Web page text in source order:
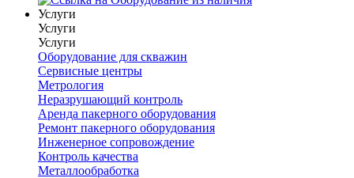
Услуги
Услуги
Услуги
Оборудование для скважин
Сервисные центры
Метрология
Неразрушающий контроль
Аренда пакерного оборудования
Ремонт пакерного оборудования
Инженерное сопровождение
Контроль качества
Металлообработка